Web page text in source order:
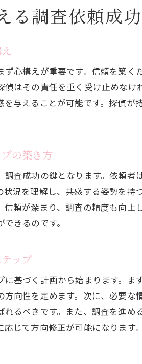
成功事例に学ぶ効果
日常生活で探偵を活用す
迅速な情報収集のメ
探偵を活用した安心
調査依頼の成功を左右す
探偵業法を理解して
調査目的に応じた探
探偵の過去実績に基
探偵に依頼する前に知っ
依頼を成功させるた
探偵業法の基本とそ
調査依頼の流れと必
る調査依頼成
心構えが重要です。信頼を築
はその責任を重く受け止めな
与えることが可能です。探偵
の築き方
査成功の鍵となります。依頼
況を理解し、共感する姿勢を
頼が深まり、調査の精度も向
きるのです。
ップ
基づく計画から始まります。
向性を定めます。次に、必要
るべきです。また、調査を進
じて方向修正が可能になりま